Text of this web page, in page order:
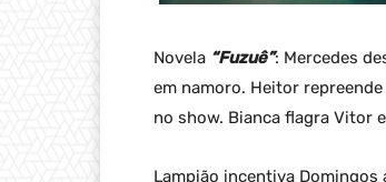
Novela “Fuzuê”: Mercedes
em namoro. Heitor
no show. Bianca flagra Vitor
Lampião incentiva Domingos